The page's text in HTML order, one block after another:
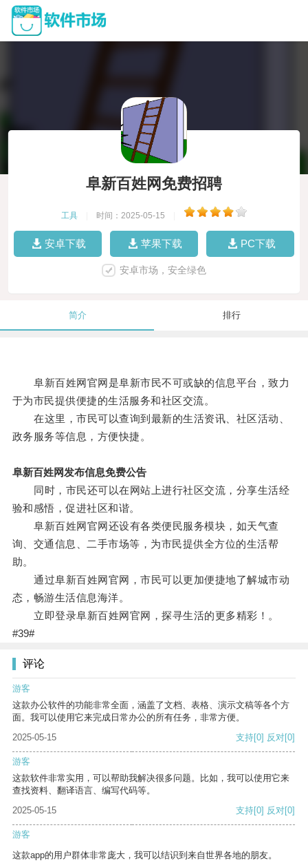
阜新百姓网免费招聘
工具 时间：2025-05-15
安卓下载 苹果下载 PC下载
安卓市场，安全绿色
简介 排行
阜新百姓网官网是阜新市民不可或缺的信息平台，致力
于为市民提供便捷的生活服务和社区交流。
在这里，市民可以查询到最新的生活资讯、社区活动、
政务服务等信息，方便快捷。
阜新百姓网发布信息免费公告
同时，市民还可以在网站上进行社区交流，分享生活经
验和感悟，促进社区和谐。
阜新百姓网官网还设有各类便民服务模块，如天气查
询、交通信息、二手市场等，为市民提供全方位的生活帮
助。
通过阜新百姓网官网，市民可以更加便捷地了解城市动
态，畅游生活信息海洋。
立即登录阜新百姓网官网，探寻生活的更多精彩！。
#39#
评论
游客
这款办公软件的功能非常全面，涵盖了文档、表格、演示文稿等各个方
面。我可以使用它来完成日常办公的所有任务，非常方便。
2025-05-15
支持[0] 反对[0]
游客
这款软件非常实用，可以帮助我解决很多问题。比如，我可以使用它来
查找资料、翻译语言、编写代码等。
2025-05-15
支持[0] 反对[0]
游客
这款app的用户群体非常庞大，我可以结识到来自世界各地的朋友。